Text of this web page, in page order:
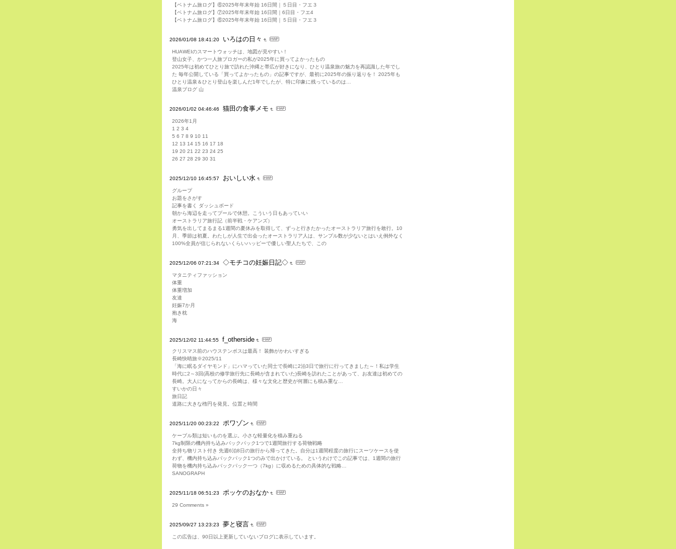
【ベトナム旅ログ】⑥2025年年末年始 16日間｜５日目・フエ３
【ベトナム旅ログ】⑦2025年年末年始 16日間｜6日目・フエ4
【ベトナム旅ログ】⑥2025年年末年始 16日間｜５日目・フエ３
2026/01/08 18:41:20 いろはの日々
HUAWEIのスマートウォッチは、地図が見やすい！
登山女子、かつ一人旅ブロガーの私が2025年に買ってよかったもの
2025年は初めてひとり旅で訪れた沖縄と帯広が好きになり、ひとり温泉旅の魅力を再認識した年でし
た 毎年公開している「買ってよかったもの」の記事ですが、最初に2025年の振り返りを！ 2025年も
ひとり温泉＆ひとり登山を楽しんだ1年でしたが、特に印象に残っているのは…
温泉ブログ 山
2026/01/02 04:46:46 猫田の食事メモ
2026年1月
1 2 3 4
5 6 7 8 9 10 11
12 13 14 15 16 17 18
19 20 21 22 23 24 25
26 27 28 29 30 31
2025/12/10 16:45:57 おいしい水
グループ
お題をさがす
記事を書く ダッシュボード
朝から海辺を走ってプールで休憩。こういう日もあっていい
オーストラリア旅行記（前半戦・ケアンズ）
勇気を出してまるまる1週間の夏休みを取得して、ずっと行きたかったオーストラリア旅行を敢行。10
月、季節は初夏。わたしが人生で出会ったオーストラリア人は、サンプル数が少ないとはいえ例外なく
100%全員が信じられないくらいハッピーで優しい聖人たちで、この
2025/12/06 07:21:34 ◇モチコの妊娠日記◇
マタニティファッション
体重
体重増加
友達
妊娠7か月
抱き枕
海
2025/12/02 11:44:55 f_otherside
クリスマス前のハウステンボスは最高！ 装飾がかわいすぎる
長崎快晴旅🌞2025/11
「海に眠るダイヤモンド」にハマっていた同士で長崎に2泊3日で旅行に行ってきました～！私は学生
時代に2～3回(高校の修学旅行先に長崎が含まれていた)長崎を訪れたことがあって、お友達は初めての
長崎。大人になってからの長崎は、様々な文化と歴史が何層にも積み重な…
すいかの日々
旅日記
道路に大きな楕円を発見。位置と時間
2025/11/20 00:23:22 ポワゾン
ケーブル類は短いものを選ぶ。小さな軽量化を積み重ねる
7kg制限の機内持ち込みバックパック1つで1週間旅行する荷物戦略
全持ち物リスト付き 先週6泊8日の旅行から帰ってきた。自分は1週間程度の旅行にスーツケースを使
わず、機内持ち込みバックパック1つのみで出かけている。 というわけでこの記事では、1週間の旅行
荷物を機内持ち込みバックパック一つ（7kg）に収めるための具体的な戦略…
SANOGRAPH
2025/11/18 06:51:23 ポッケのおなか
29 Comments »
2025/09/27 13:23:23 夢と寝言
この広告は、90日以上更新していないブログに表示しています。